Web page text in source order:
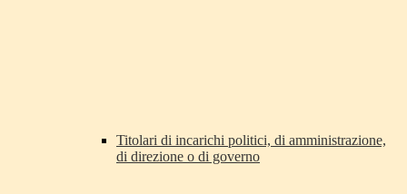
Titolari di incarichi politici, di amministrazione,
di direzione o di governo